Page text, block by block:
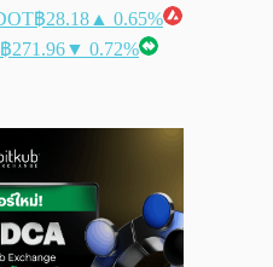
฿28.18 ▲ 0.65%
฿271.96▼ 0.72%